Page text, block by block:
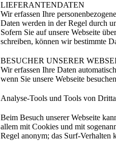
LIEFERANTENDATEN
Wir erfassen Ihre
Daten werden in der Regel durch
Sofern Sie auf unsere Webseite
schreiben, können wir bestimmte
BESUCHER UNSERER
Wir erfassen Ihre Daten
wenn Sie unsere Webseite
Analyse-Tools und Tools von
Beim Besuch unserer Webseite
allem mit Cookies und mit
Regel anonym; das Surf-